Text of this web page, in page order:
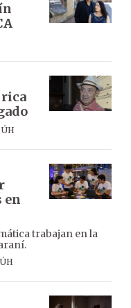
rica
en
trabajan en la